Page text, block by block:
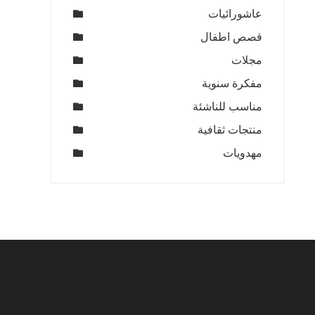
عاشورائيات
قصص اطفال
مجلات
مفكرة سنوية
مناسب للناشئة
منتجات ثقافية
مهدويات